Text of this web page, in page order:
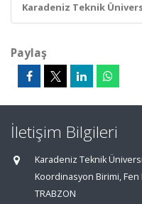
Karadeniz Teknik
Paylaş
İletişim Bilgileri
Karadeniz Teknik
Koordinasyon Birimi, Fen
TRABZON